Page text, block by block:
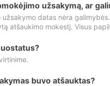
užsakymą, ar
datas nėra
atšaukimo mokestį. Visus
buvo atšauktas?